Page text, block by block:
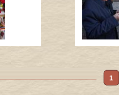
1